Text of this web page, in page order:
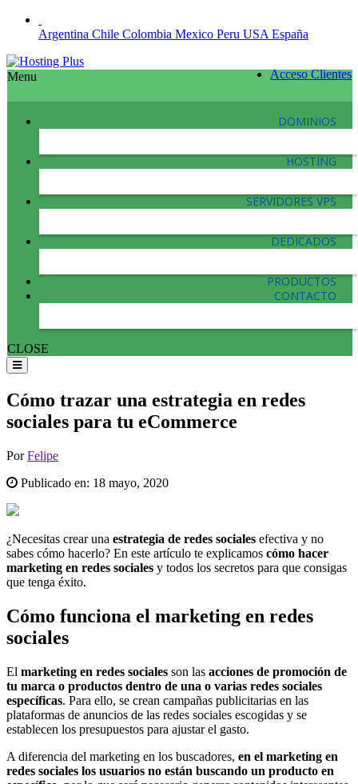
Argentina Chile Colombia Mexico Peru USA España
Acceso Clientes
Menu
DOMINIOS
HOSTING
SERVIDORES VPS
DEDICADOS
PRODUCTOS
CONTACTO
CLOSE
Cómo trazar una estrategia en redes
sociales para tu eCommerce
PorFelipe
Publicado en: 18 mayo, 2020
¿Necesitas crear una estrategia de redes sociales efectiva y no
sabes cómo hacerlo? En este artículo te explicamos cómo hacer
marketing en redes sociales y todos los secretos para que consigas
que tenga éxito.
Cómo funciona el marketing en redes
sociales
El marketing en redes sociales son las acciones de promoción de
tu marca o productos dentro de una o varias redes sociales
específicas. Para ello, se crean campañas publicitarias en las
plataformas de anuncios de las redes sociales escogidas y se
establecen los presupuestos para ajustar el gasto.
A diferencia del marketing en los buscadores, en el marketing en
redes sociales los usuarios no están buscando un producto en